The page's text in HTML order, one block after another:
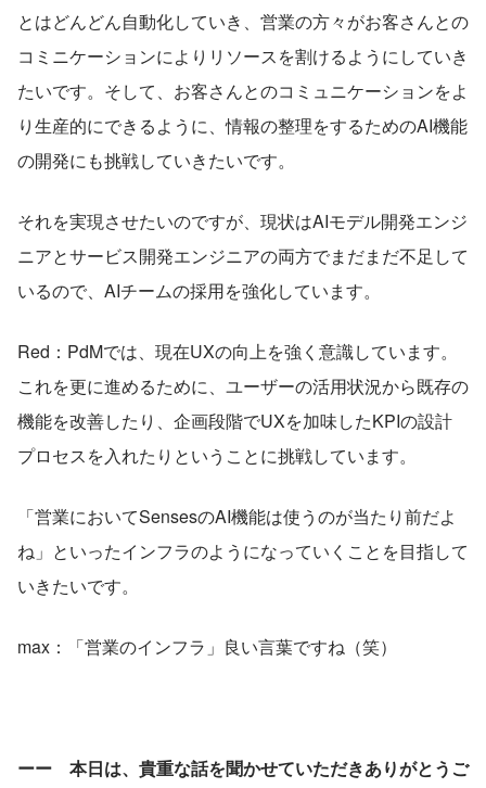
とはどんどん自動化していき、営業の方々がお客さんとの
コミニケーションによりリソースを割けるようにしていき
たいです。そして、お客さんとのコミュニケーションをよ
り生産的にできるように、情報の整理をするためのAI機能
の開発にも挑戦していきたいです。
それを実現させたいのですが、現状はAIモデル開発エンジ
ニアとサービス開発エンジニアの両方でまだまだ不足して
いるので、AIチームの採用を強化しています。
Red：PdMでは、現在UXの向上を強く意識しています。
これを更に進めるために、ユーザーの活用状況から既存の
機能を改善したり、企画段階でUXを加味したKPIの設計
プロセスを入れたりということに挑戦しています。
「営業においてSensesのAI機能は使うのが当たり前だよ
ね」といったインフラのようになっていくことを目指して
いきたいです。
max：「営業のインフラ」良い言葉ですね（笑）
ーー　本日は、貴重な話を聞かせていただきありがとうご